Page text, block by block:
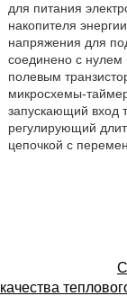
для питания
накопителя
напряжения для
соединено с нулем
полевым
микросхемы-
запускающий вход
регулирующий
цепочкой с
качества